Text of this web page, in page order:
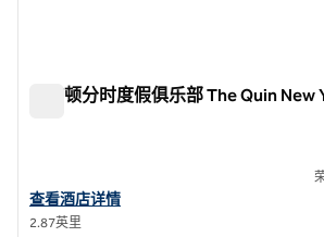
希尔顿分时度假俱乐部 The Quin New
查看希尔顿分时度假俱乐部 The Quin New
查看酒店详情
2.87英里